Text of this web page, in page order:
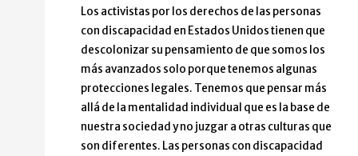
Los activistas por los derechos de las personas
con discapacidad en Estados Unidos tienen que
descolonizar su pensamiento de que somos los
más avanzados solo porque tenemos algunas
protecciones legales. Tenemos que pensar más
allá de la mentalidad individual que es la base de
nuestra sociedad y no juzgar a otras culturas que
son diferentes. Las personas con discapacidad